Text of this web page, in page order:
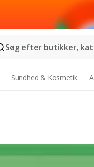
Søg efter butikker,
Sundhed & Kosmetik